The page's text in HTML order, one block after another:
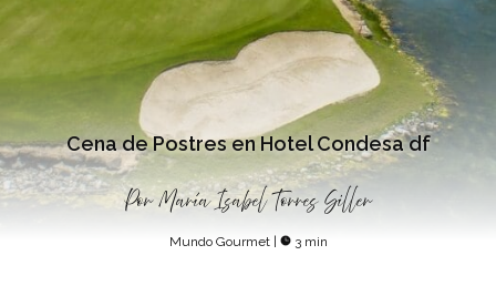
Cena de Postres en Hotel Condesa df
Por María Isabel Torres Siller
Mundo Gourmet | 3 min